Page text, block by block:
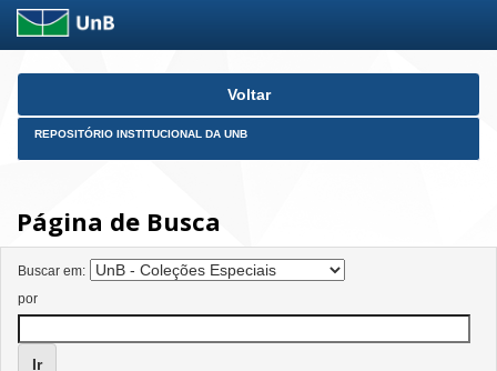
Skip
Voltar
REPOSITÓRIO INSTITUCIONAL DA UNB
Página de Busca
Buscar em:
por